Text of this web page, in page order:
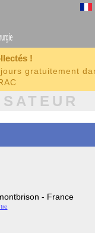
!
gratuitement
- France